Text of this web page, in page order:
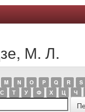
М. Л.
M N O P Q R S
С Т У Ф Х Ц Ч